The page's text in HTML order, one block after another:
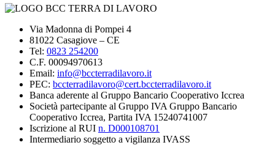
Via Madonna di Pompei 4
81022 Casagiove – CE
Tel: 0823 254200
C.F. 00094970613
Email: info@bccterradilavoro.it
PEC: bccterradilavoro@cert.bccterradilavoro.it
Banca aderente al Gruppo Bancario Cooperativo Iccrea
Società partecipante al Gruppo IVA Gruppo Bancario
Cooperativo Iccrea, Partita IVA 15240741007
Iscrizione al RUI n. D000108701
Intermediario soggetto a vigilanza IVASS